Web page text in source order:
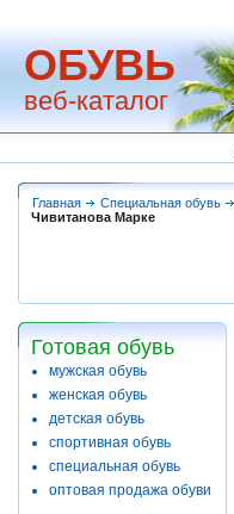
ОБУВЬ
веб-каталог
Главная
Специальная обувь
Чивитанова Марке
Готовая обувь
мужская обувь
женская обувь
детская обувь
спортивная обувь
специальная обувь
оптовая продажа обуви